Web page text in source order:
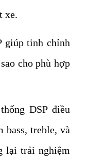
xe.
giúp tinh chỉnh
cho phù hợp
DSP điều
bass, treble, và
lại trải nghiệm